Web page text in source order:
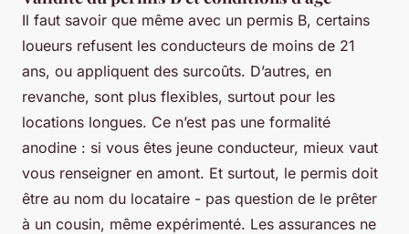
Il faut savoir que même avec un permis B, certains
loueurs refusent les conducteurs de moins de 21
ans, ou appliquent des surcoûts. D’autres, en
revanche, sont plus flexibles, surtout pour les
locations longues. Ce n’est pas une formalité
anodine : si vous êtes jeune conducteur, mieux vaut
vous renseigner en amont. Et surtout, le permis doit
être au nom du locataire - pas question de le prêter
à un cousin, même expérimenté. Les assurances ne